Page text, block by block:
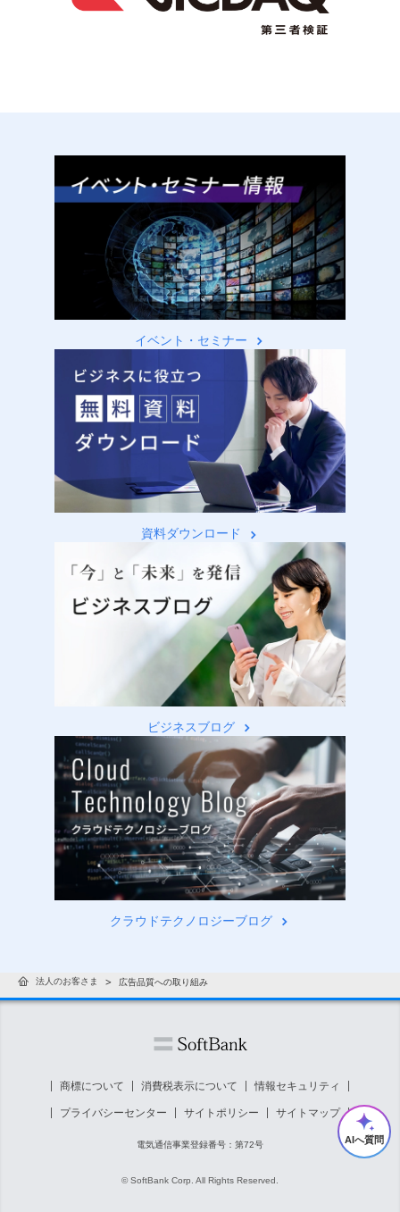
イベント・セミナー
資料ダウンロード
ビジネスブログ
クラウドテクノロジーブログ
法人のお客さま 広告品質への取り組み
商標について 消費税表示について 情報セキュリティ
プライバシーセンター サイトポリシー サイトマップ
電気通信事業登録番号：第72号
© SoftBank Corp. All Rights Reserved.
AIへ質問